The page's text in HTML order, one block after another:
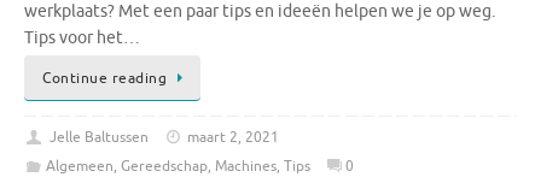
werkplaats? Met een paar tips en ideeën helpen we je op weg.
Tips voor het…
Continue reading
Jelle Baltussen
maart 2, 2021
Algemeen, Gereedschap, Machines, Tips 0